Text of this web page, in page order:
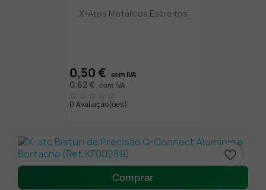
X-Atos Metálicos Estreitos
0,50 € sem IVA
0,62 € com IVA
0 Avaliação(ões)
Comprar
favorite_border